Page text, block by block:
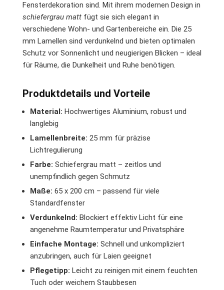
Fensterdekoration sind. Mit ihrem modernen Design in
schiefergrau matt fügt sie sich elegant in
verschiedene Wohn- und Gartenbereiche ein. Die 25
mm Lamellen sind verdunkelnd und bieten optimalen
Schutz vor Sonnenlicht und neugierigen Blicken – ideal
für Räume, die Dunkelheit und Ruhe benötigen.
Produktdetails und Vorteile
Material: Hochwertiges Aluminium, robust und
langlebig
Lamellenbreite: 25 mm für präzise
Lichtregulierung
Farbe: Schiefergrau matt – zeitlos und
unempfindlich gegen Schmutz
Maße: 65 x 200 cm – passend für viele
Standardfenster
Verdunkelnd: Blockiert effektiv Licht für eine
angenehme Raumtemperatur und Privatsphäre
Einfache Montage: Schnell und unkompliziert
anzubringen, auch für Laien geeignet
Pflegetipp: Leicht zu reinigen mit einem feuchten
Tuch oder weichem Staubbesen